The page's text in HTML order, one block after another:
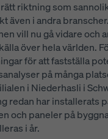
riktning som
även i andra branscher.
vill nu gå vidare och
över hela världen.
för att fastställa
på många
i Niederhasli i
redan har installerats
och paneler på
i år.